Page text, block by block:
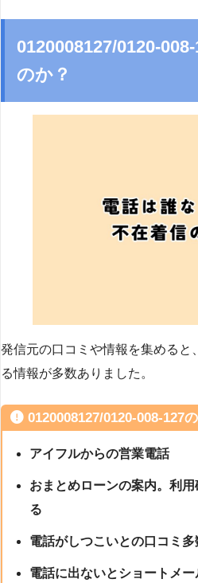
0120008127/0120-
のか？
発信元の口コミや情報を集めると
る情報が多数ありました。
0120008127/0120-008-127
アイフルからの営業電話
おまとめローンの案内。利
る
電話がしつこいとの口コミ多
電話に出ないとショートメ